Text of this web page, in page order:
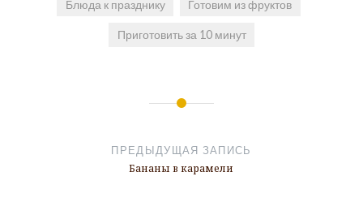
Блюда к празднику Готовим из фруктов
Приготовить за 10 минут
ПРЕДЫДУЩАЯ ЗАПИСЬ
Бананы в карамели